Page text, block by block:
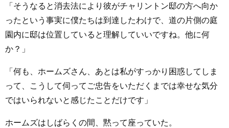
「そうなると消去法により彼がチャリントン邸の方へ向か
ったという事実に僕たちは到達したわけで、道の片側の庭
園内に邸は位置していると理解していいですね。他に何
か？」
「何も、ホームズさん、あとは私がすっかり困惑してしま
って、こうして伺ってご忠告をいただくまでは幸せな気分
ではいられないと感じたことだけです」
ホームズはしばらくの間、黙って座っていた。